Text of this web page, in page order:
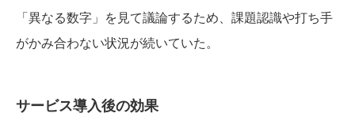
「異なる数字」を見て議論するため、課題認識や打ち手
がかみ合わない状況が続いていた。
サービス導入後の効果